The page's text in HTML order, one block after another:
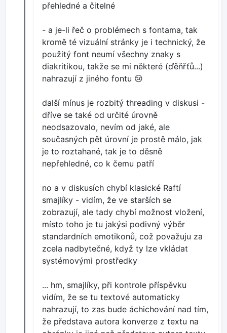
přehledné a čitelné
- a je-li řeč o problémech s fontama, tak
kromě té vizuální stránky je i technický, že
použitý font neumí všechny znaky s
diakritikou, takže se mi některé (ďěňřťů...)
nahrazují z jiného fontu 😢
další mínus je rozbitý threading v diskusi -
dříve se také od určité úrovně
neodsazovalo, nevím od jaké, ale
současných pět úrovní je prostě málo, jak
je to roztahané, tak je to děsně
nepřehledné, co k čemu patří
no a v diskusích chybí klasické Raftí
smajlíky - vidím, že ve starších se
zobrazují, ale tady chybí možnost vložení,
místo toho je tu jakýsi podivný výběr
standardních emotikonů, což považuju za
zcela nadbytečné, když ty lze vkládat
systémovými prostředky
... hm, smajlíky, při kontrole příspěvku
vidím, že se tu textové automaticky
nahrazují, to zas bude áchichování nad tím,
že představa autora konverze z textu na